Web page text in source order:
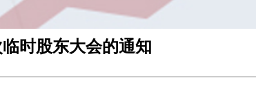
时股东大会的通知